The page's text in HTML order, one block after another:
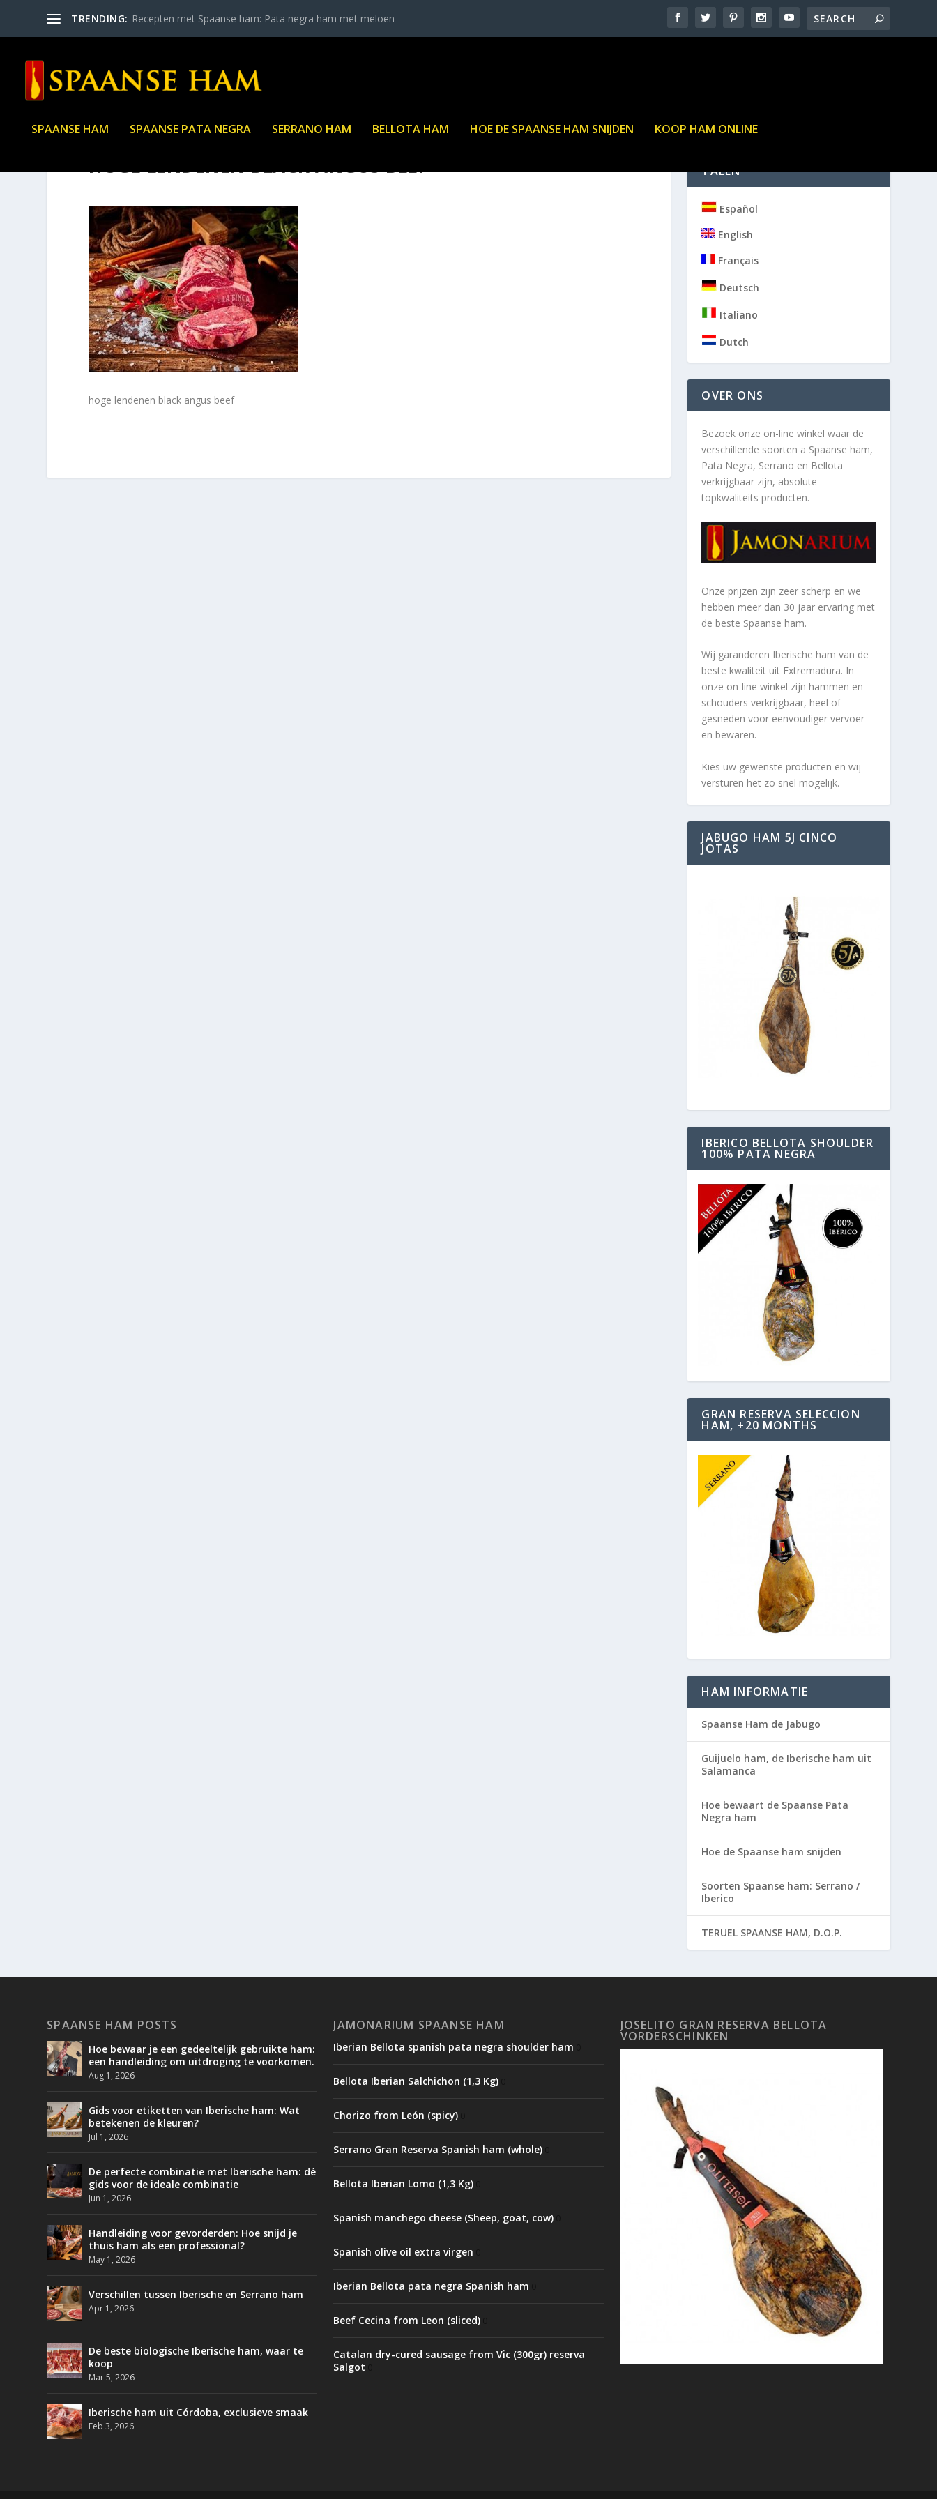
TRENDING: Recepten met Spaanse ham: Pata negra ham met meloen
SPAANSE HAM SPAANSE PATA NEGRA SERRANO HAM BELLOTA HAM HOE DE SPAANSE HAM SNIJDEN KOOP HAM ONLINE
HOGE LENDENEN BLACK ANGUS BEEF
hoge lendenen black angus beef
TALEN
Español
English
Français
Deutsch
Italiano
Dutch
OVER ONS
Bezoek onze on-line winkel waar de
verschillende soorten a Spaanse ham,
Pata Negra, Serrano en Bellota
verkrijgbaar zijn, absolute
topkwaliteits producten.
Onze prijzen zijn zeer scherp en we
hebben meer dan 30 jaar ervaring met
de beste Spaanse ham.
Wij garanderen Iberische ham van de
beste kwaliteit uit Extremadura. In
onze on-line winkel zijn hammen en
schouders verkrijgbaar, heel of
gesneden voor eenvoudiger vervoer
en bewaren.
Kies uw gewenste producten en wij
versturen het zo snel mogelijk.
JABUGO HAM 5J CINCO
JOTAS
IBERICO BELLOTA SHOULDER
100% PATA NEGRA
GRAN RESERVA SELECCION
HAM, +20 MONTHS
HAM INFORMATIE
Spaanse Ham de Jabugo
Guijuelo ham, de Iberische ham uit
Salamanca
Hoe bewaart de Spaanse Pata
Negra ham
Hoe de Spaanse ham snijden
Soorten Spaanse ham: Serrano /
Iberico
TERUEL SPAANSE HAM, D.O.P.
SPAANSE HAM POSTS
Hoe bewaar je een gedeeltelijk gebruikte ham:
een handleiding om uitdroging te voorkomen.
Aug 1, 2026
Gids voor etiketten van Iberische ham: Wat
betekenen de kleuren?
Jul 1, 2026
De perfecte combinatie met Iberische ham: dé
gids voor de ideale combinatie
Jun 1, 2026
Handleiding voor gevorderden: Hoe snijd je
thuis ham als een professional?
May 1, 2026
Verschillen tussen Iberische en Serrano ham
Apr 1, 2026
De beste biologische Iberische ham, waar te
koop
Mar 5, 2026
Iberische ham uit Córdoba, exclusieve smaak
Feb 3, 2026
JAMONARIUM SPAANSE HAM
Iberian Bellota spanish pata negra shoulder ham
Bellota Iberian Salchichon (1,3 Kg)
Chorizo from León (spicy)
Serrano Gran Reserva Spanish ham (whole)
Bellota Iberian Lomo (1,3 Kg)
Spanish manchego cheese (Sheep, goat, cow)
Spanish olive oil extra virgen
Iberian Bellota pata negra Spanish ham
Beef Cecina from Leon (sliced)
Catalan dry-cured sausage from Vic (300gr) reserva
Salgot
JOSELITO GRAN RESERVA BELLOTA
VORDERSCHINKEN